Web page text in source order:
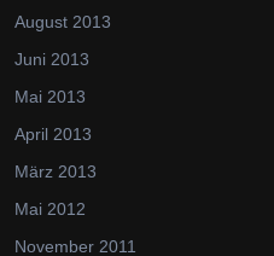
August 2013
Juni 2013
Mai 2013
April 2013
März 2013
Mai 2012
November 2011